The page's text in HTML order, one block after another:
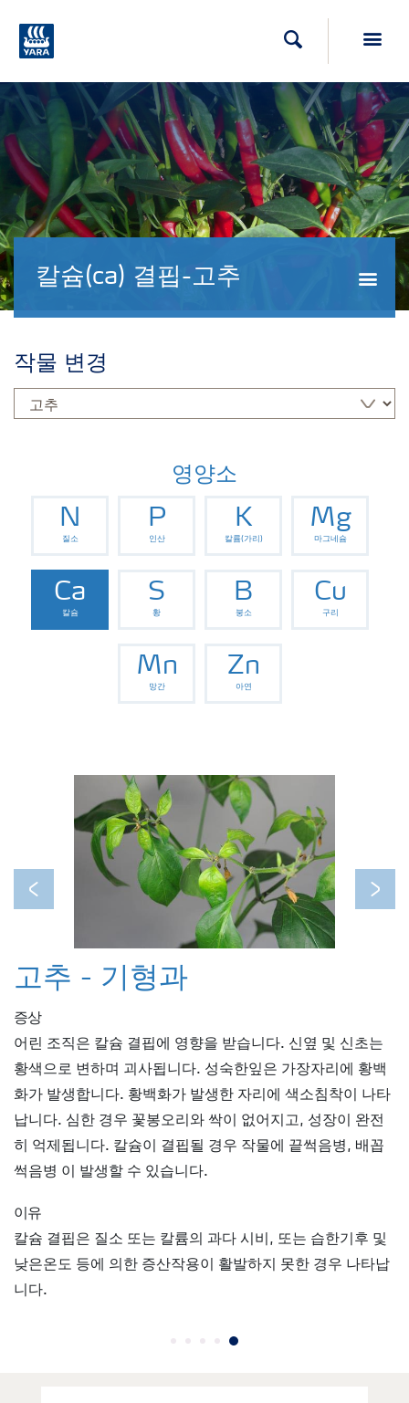
검색
칼슘(ca) 결핍-고추
작물 변경
영양소
N
질소
P
인산
K
칼륨(가리)
Mg
마그네슘
Ca
칼슘
S
황
B
붕소
Cu
구리
Mn
망간
Zn
아연
Previous Next
고추 - 기형과
증상
어린 조직은 칼슘 결핍에 영향을 받습니다. 신옆 및 신초는
황색으로 변하며 괴사됩니다. 성숙한잎은 가장자리에 황백
화가 발생합니다. 황백화가 발생한 자리에 색소침착이 나타
납니다. 심한 경우 꽃봉오리와 싹이 없어지고, 성장이 완전
히 억제됩니다. 칼슘이 결핍될 경우 작물에 끝썩음병, 배꼽
썩음병 이 발생할 수 있습니다.
이유
칼슘 결핍은 질소 또는 칼륨의 과다 시비, 또는 습한기후 및
낮은온도 등에 의한 증산작용이 활발하지 못한 경우 나타납
니다.